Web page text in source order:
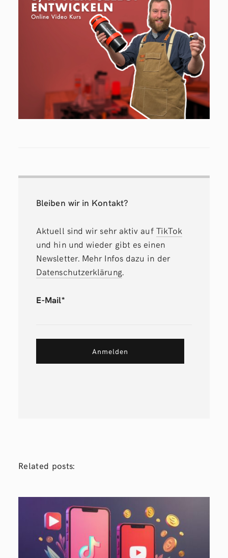
Bleiben wir in Kontakt?
Aktuell sind wir sehr aktiv auf TikTok
und hin und wieder gibt es einen
Newsletter. Mehr Infos dazu in der
Datenschutzerklärung.
E-Mail*
Anmelden
Related posts: